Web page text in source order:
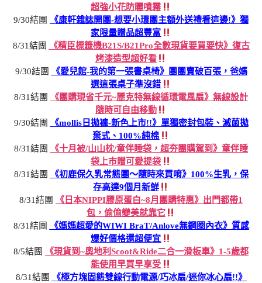
超強小花防曬噴霧
9/30結團
《康軒雜誌開團-想要小環團主額外送禮看這邊!》獨
家限量贈品超豐富
8/31結團
《精臣標籤機B21S/B21Pro全數現貨要買要快》復古
烤漆造型超好看
9/30結團
《愛兒館-我的第一張書桌椅》團團賣破百張，爸媽
選這張桌子準沒錯
8/31結團
《團購現省千元~麗克特無線循環電風扇》無線設計
隨時可自由移動
9/30結團
《mollis日拋褲-新色上市!!》單獨密封包裝、滅菌拋
棄式、100%純棉
8/31結團
《十月被/山山枕/童伴睡袋，超夯團購駕到》童伴睡
袋上市贈可愛提袋
8/31結團
《初鹿保久乳常態團～隨時來買唷》100%生乳，保
存高達9個月新鮮
8/31結團
《日本NIPPI膠原蛋白~8月團購特惠》出門都帶1
包，偷偷變美就靠它
8/31結團
《媽媽超愛的WIWI BraT/Anlove無鋼圈內衣》質感
爆好價格還超便宜
8/5結團
《現貨到~奧地利Scoot&Ride二合一滑板車》1-5歲都
能使用早買早享受
8/31結團
《極方塊固態雙線行動電源/巧冰扇/迷你冰心扇!!》